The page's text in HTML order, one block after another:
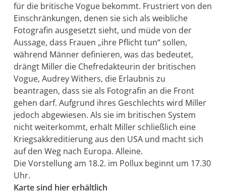
für die britische Vogue bekommt. Frustriert von den
Einschränkungen, denen sie sich als weibliche
Fotografin ausgesetzt sieht, und müde von der
Aussage, dass Frauen „ihre Pflicht tun“ sollen,
während Männer definieren, was das bedeutet,
drängt Miller die Chefredakteurin der britischen
Vogue, Audrey Withers, die Erlaubnis zu
beantragen, dass sie als Fotografin an die Front
gehen darf. Aufgrund ihres Geschlechts wird Miller
jedoch abgewiesen. Als sie im britischen System
nicht weiterkommt, erhält Miller schließlich eine
Kriegsakkreditierung aus den USA und macht sich
auf den Weg nach Europa. Alleine.
Die Vorstellung am 18.2. im Pollux beginnt um 17.30
Uhr.
Karte sind hier erhältlich